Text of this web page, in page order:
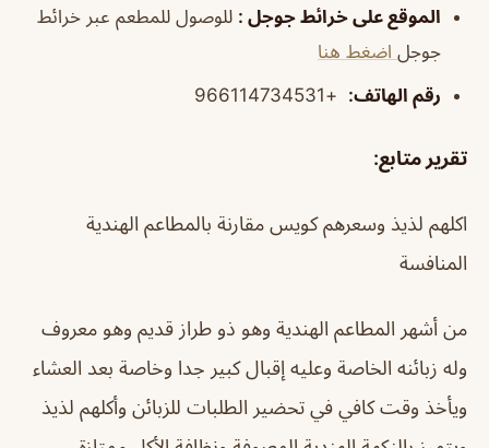
الموقع على خرائط جوجل : للوصول للمطعم عبر خرائط
جوجل اضغط هنا
رقم الهاتف:
+966114734531
تقرير متابع:
اكلهم لذيذ وسعرهم كويس مقارنة بالمطاعم الهندية
المنافسة
من أشهر المطاعم الهندية وهو ذو طراز قديم وهو معروف
وله زبائنه الخاصة وعليه إقبال كبير جدا وخاصة بعد العشاء
ويأخذ وقت كافي في تحضير الطلبات للزبائن وأكلهم لذيذ